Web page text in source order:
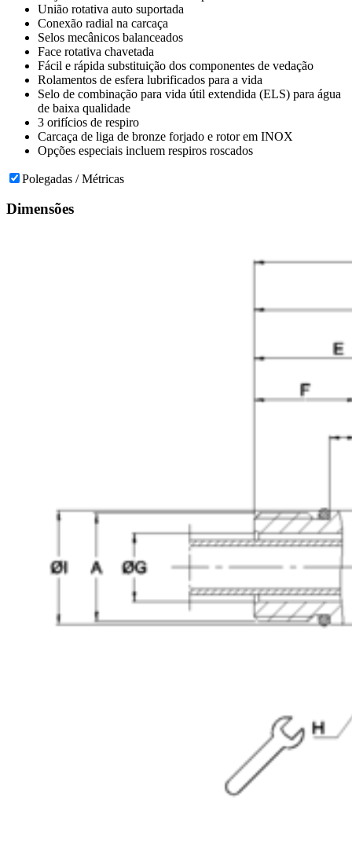
União rotativa auto suportada
Conexão radial na carcaça
Selos mecânicos balanceados
Face rotativa chavetada
Fácil e rápida substituição dos componentes de vedação
Rolamentos de esfera lubrificados para a vida
Selo de combinação para vida útil extendida (ELS) para água
de baixa qualidade
3 orifícios de respiro
Carcaça de liga de bronze forjado e rotor em INOX
Opções especiais incluem respiros roscados
Polegadas / Métricas
Dimensões